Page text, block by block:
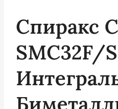
Спиракс
SMC32F/